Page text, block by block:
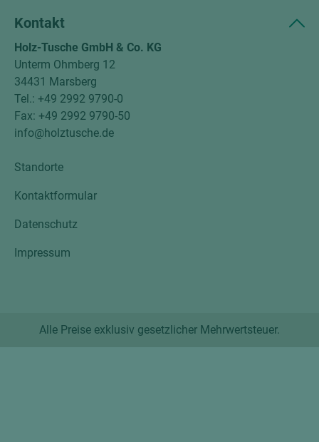
Kontakt
Holz-Tusche GmbH & Co. KG
Unterm Ohmberg 12
34431 Marsberg
Tel.: +49 2992 9790-0
Fax: +49 2992 9790-50
info@holztusche.de
Standorte
Kontaktformular
Datenschutz
Impressum
Alle Preise exklusiv gesetzlicher Mehrwertsteuer.